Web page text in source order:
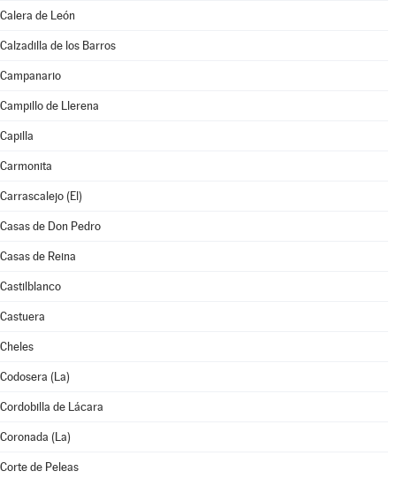
Calera de León
Calzadilla de los Barros
Campanario
Campillo de Llerena
Capilla
Carmonita
Carrascalejo (El)
Casas de Don Pedro
Casas de Reina
Castilblanco
Castuera
Cheles
Codosera (La)
Cordobilla de Lácara
Coronada (La)
Corte de Peleas